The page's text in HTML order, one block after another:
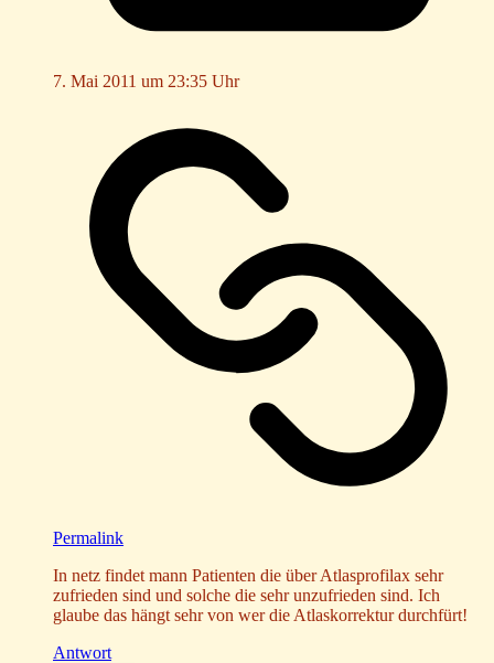
7. Mai 2011 um 23:35 Uhr
Permalink
In netz findet mann Patienten die über Atlasprofilax sehr
zufrieden sind und solche die sehr unzufrieden sind. Ich
glaube das hängt sehr von wer die Atlaskorrektur durchfürt!
Antwort